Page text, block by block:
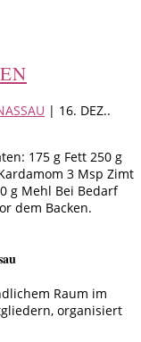
| 16. DEZ..
175 g Fett 250 g
3 Msp Zimt
g Mehl Bei Bedarf
dem Backen.
Raum im
organisiert